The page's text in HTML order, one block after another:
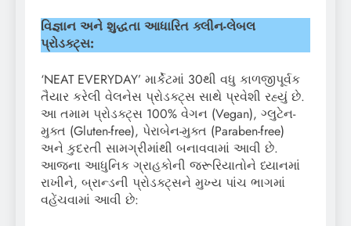
વિજ્ઞાન અને શુદ્ધતા આધારિત ક્લીન-લેબલ
પ્રોડક્ટ્સ:
‘NEAT EVERYDAY’ માર્કેટમાં 30થી વધુ કાળજીપૂર્વક
તૈયાર કરેલી વેલનેસ પ્રોડક્ટ્સ સાથે પ્રવેશી રહ્યું છે.
આ તમામ પ્રોડક્ટ્સ 100% વેગન (Vegan), ગ્લુટેન-
મુક્ત (Gluten-free), પેરાબેન-મુક્ત (Paraben-free)
અને કુદરતી સામગ્રીમાંથી બનાવવામાં આવી છે.
આજના આધુનિક ગ્રાહકોની જરૂરિયાતોને ધ્યાનમાં
રાખીને, બ્રાન્ડની પ્રોડક્ટ્સને મુખ્ય પાંચ ભાગમાં
વહેંચવામાં આવી છે: